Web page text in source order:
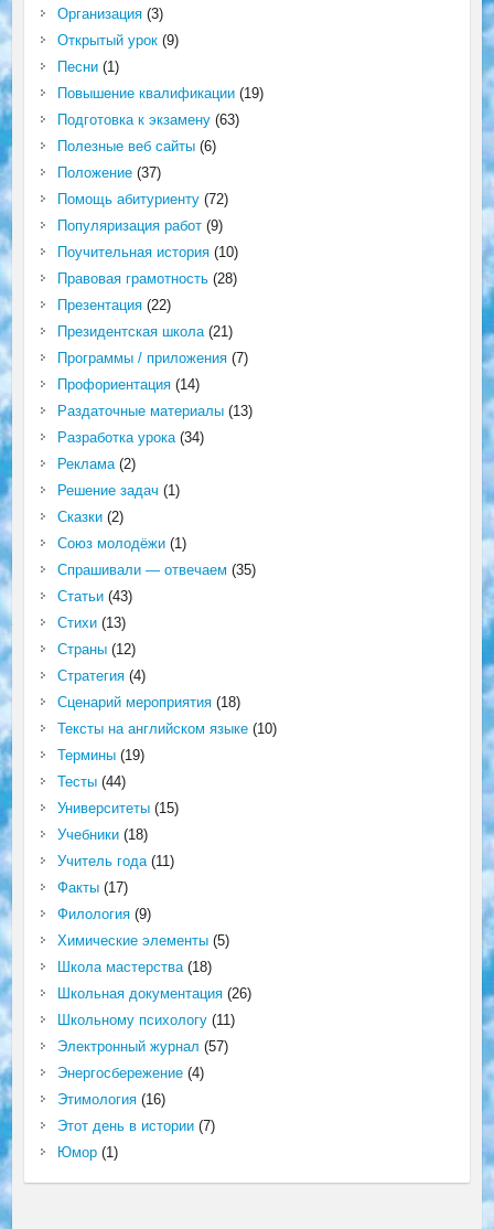
Организация(3)
Открытый урок(9)
Песни(1)
Повышение квалификации(19)
Подготовка к экзамену(63)
Полезные веб сайты(6)
Положение(37)
Помощь абитуриенту(72)
Популяризация работ(9)
Поучительная история(10)
Правовая грамотность(28)
Презентация(22)
Президентская школа(21)
Программы / приложения(7)
Профориентация(14)
Раздаточные материалы(13)
Разработка урока(34)
Реклама(2)
Решение задач (1)
Сказки(2)
Союз молодёжи(1)
Спрашивали — отвечаем (35)
Статьи(43)
Стихи(13)
Страны(12)
Стратегия(4)
Сценарий мероприятия(18)
Тексты на английском языке(10)
Термины(19)
Тесты(44)
Университеты(15)
Учебники(18)
Учитель года(11)
Факты(17)
Филология(9)
Химические элементы(5)
Школа мастерства(18)
Школьная документация(26)
Школьному психологу(11)
Электронный журнал (57)
Энергосбережение(4)
Этимология(16)
Этот день в истории(7)
Юмор(1)